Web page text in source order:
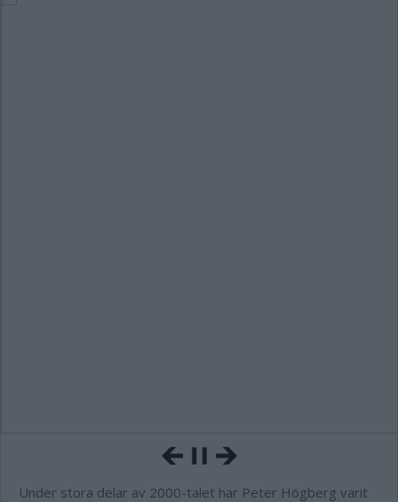
Under stora delar av 2000-talet har Peter Högberg varit